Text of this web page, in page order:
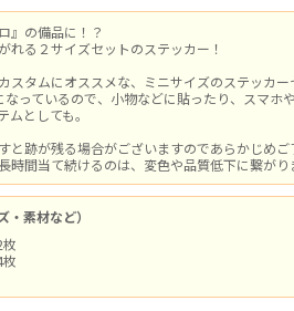
』の備品に！？
れる２サイズセットのステッカー！
スタムにオススメな、ミニサイズのステッカー
なっているので、小物などに貼ったり、スマホ
ムとしても。
跡が残る場合がございますのであらかじめ
間当て続けるのは、変色や品質低下に繋がり
・素材など）